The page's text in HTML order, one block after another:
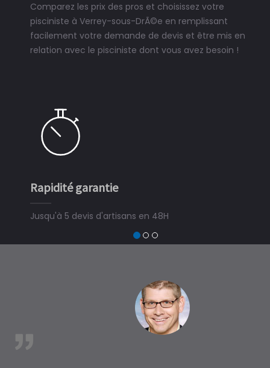
Comparez les prix des pros et choisissez votre
pisciniste à Verrey-sous-DrÃ©e en remplissant
facilement votre demande de devis et être mis en
relation avec le pisciniste dont vous avez besoin !
Rapidité garantie
Jusqu'à 5 devis d'artisans en 48H
trouver